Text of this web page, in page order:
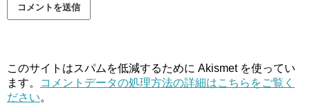
このサイトはスパムを低減するために Akismet を使ってい
ます。
コメントデータの処理方法の詳細はこちらをご覧く
ださい。